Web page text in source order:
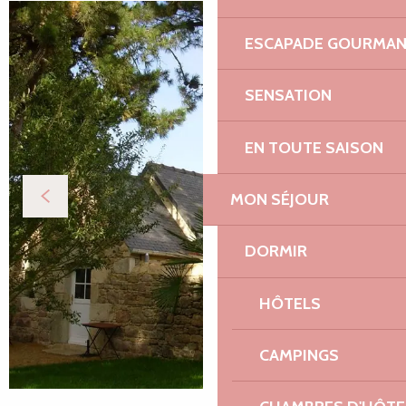
ESCAPADE
SENSATION
EN TOUTE SAISON
MON SÉJOUR
DORMIR
HÔTELS
CAMPINGS